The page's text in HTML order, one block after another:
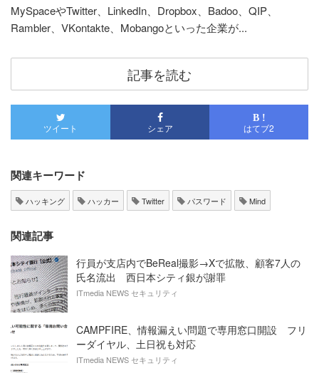
MySpaceやTwitter、LinkedIn、Dropbox、Badoo、QIP、
Rambler、VKontakte、Mobangoといった企業が...
記事を読む
ツイート シェア
B !
はてブ2
関連キーワード
ハッキング ハッカー Twitter パスワード Mind
関連記事
行員が支店内でBeReal撮影→Xで拡散、顧客7人の
氏名流出 西日本シティ銀が謝罪
ITmedia NEWS セキュリティ
CAMPFIRE、情報漏えい問題で専用窓口開設 フリ
ーダイヤル、土日祝も対応
ITmedia NEWS セキュリティ